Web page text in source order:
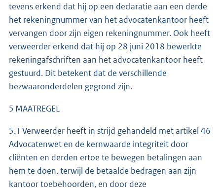
tevens erkend dat hij op een declaratie aan een derde
het rekeningnummer van het advocatenkantoor heeft
vervangen door zijn eigen rekeningnummer. Ook heeft
verweerder erkend dat hij op 28 juni 2018 bewerkte
rekeningafschriften aan het advocatenkantoor heeft
gestuurd. Dit betekent dat de verschillende
bezwaaronderdelen gegrond zijn.
5 MAATREGEL
5.1 Verweerder heeft in strijd gehandeld met artikel 46
Advocatenwet en de kernwaarde integriteit door
cliënten en derden ertoe te bewegen betalingen aan
hem te doen, terwijl de betaalde bedragen aan zijn
kantoor toebehoorden, en door deze